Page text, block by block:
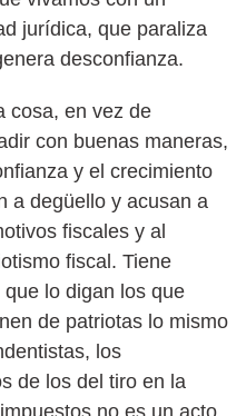
jurídica, que paraliza
desconfianza.
cosa, en vez de
con buenas maneras,
y el crecimiento
a degüello y acusan a
fiscales y al
fiscal. Tiene
lo digan los que
de patriotas lo mismo
los
de los del tiro en la
no es un acto